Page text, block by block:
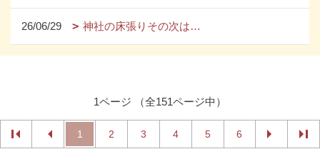
26/06/29 神社の床張りその次は…
1ページ （全151ページ中）
1 2 3 4 5 6